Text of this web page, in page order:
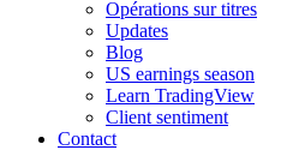
Opérations sur titres
Updates
Blog
US earnings season
Learn TradingView
Client sentiment
Contact